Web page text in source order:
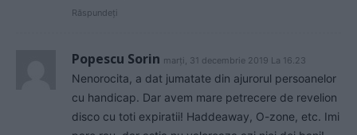
Răspundeți
Popescu Sorin marți, 31 decembrie 2019 La 16.23
Nenorocita, a dat jumatate din ajurorul persoanelor
cu handicap. Dar avem mare petrecere de revelion
disco cu toti expiratii! Haddeaway, O-zone, etc. Imi